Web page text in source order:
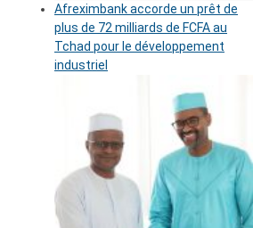
Afreximbank accorde un prêt de
plus de 72 milliards de FCFA au
Tchad pour le développement
industriel